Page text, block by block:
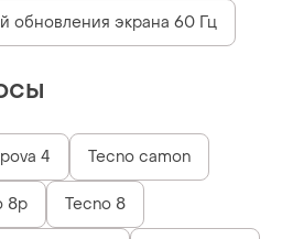
обновления экрана 60 Гц
4 Tecno camon
8p Tecno 8